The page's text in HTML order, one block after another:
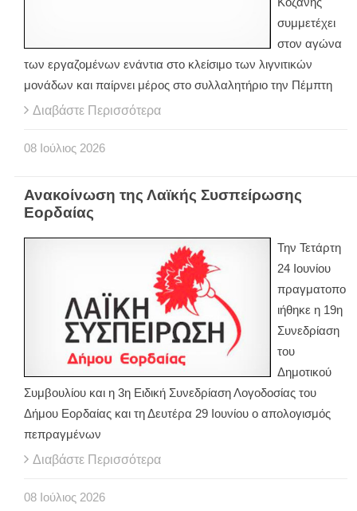
συμμετέχει
στον αγώνα
των εργαζομένων ενάντια στο κλείσιμο των λιγνιτικών
μονάδων και παίρνει μέρος στο συλλαλητήριο την Πέμπτη
Διαβάστε Περισσότερα
08 Ιούλιος 2026
Ανακοίνωση της Λαϊκής Συσπείρωσης
Εορδαίας
Την Τετάρτη
24 Ιουνίου
πραγματοπο
ιήθηκε η 19η
Συνεδρίαση
του
Δημοτικού
Συμβουλίου και η 3η Ειδική Συνεδρίαση Λογοδοσίας του
Δήμου Εορδαίας και τη Δευτέρα 29 Ιουνίου ο απολογισμός
πεπραγμένων
Διαβάστε Περισσότερα
08 Ιούλιος 2026